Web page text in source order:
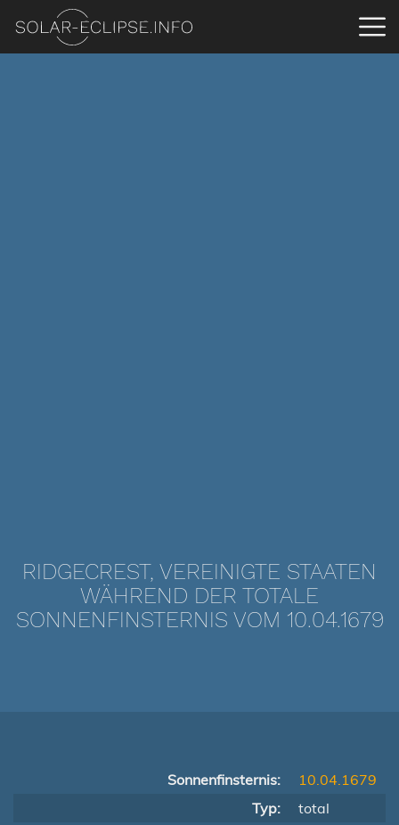
RIDGECREST, VEREINIGTE STAATEN
WÄHREND DER TOTALE
SONNENFINSTERNIS VOM 10.04.1679
Sonnenfinsternis:
10.04.1679
Typ:
total